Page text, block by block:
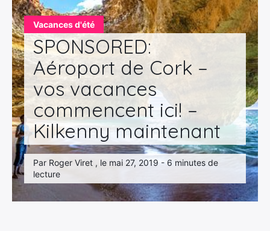
Vacances d'été
SPONSORED:
Aéroport de Cork –
vos vacances
commencent ici! –
Kilkenny maintenant
Par Roger Viret , le mai 27, 2019 - 6 minutes de
lecture